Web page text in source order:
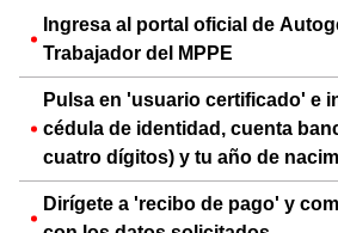
Ingresa al portal oficial de
Trabajador del MPPE
Pulsa en 'usuario certificado' e
cédula de identidad, cuenta
cuatro dígitos) y tu año de
Dirígete a 'recibo de pago' y